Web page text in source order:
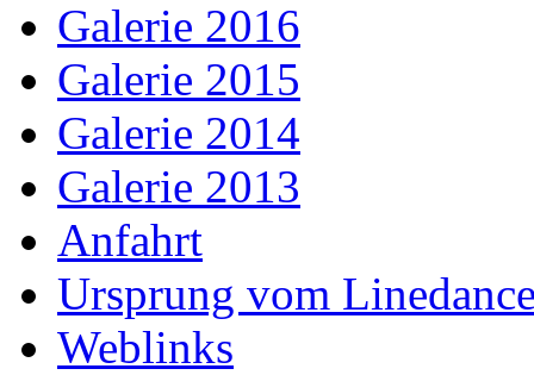
Galerie 2016
Galerie 2015
Galerie 2014
Galerie 2013
Anfahrt
Ursprung vom
Weblinks